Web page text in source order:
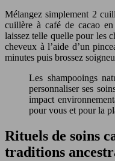
Mélangez simplement 2
cuillère à café de cacao
laissez telle quelle pour les
cheveux à l’aide d’un
minutes puis brossez
Les shampooings
personnaliser ses
impact
pour vous et pour la
Rituels de soins
traditions